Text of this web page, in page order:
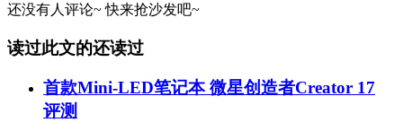
还没有人评论~ 快来抢沙发吧~
读过此文的还读过
首款Mini-LED笔记本 微星创造者Creator 17
评测